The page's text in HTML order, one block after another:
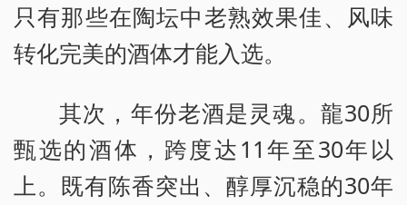
只有那些在陶坛中老熟效果佳、风味
转化完美的酒体才能入选。
其次，年份老酒是灵魂。龍30所
甄选的酒体，跨度达11年至30年以
上。既有陈香突出、醇厚沉稳的30年